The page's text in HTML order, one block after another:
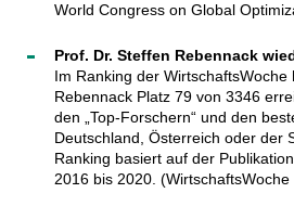
World Congress on Global
Prof. Dr. Steffen Rebennack
Im Ranking der WirtschaftsWoche
Rebennack Platz 79 von 3346
den „Top-Forschern“ und den
Deutschland, Österreich oder der
Ranking basiert auf der
2016 bis 2020. (WirtschaftsWoche